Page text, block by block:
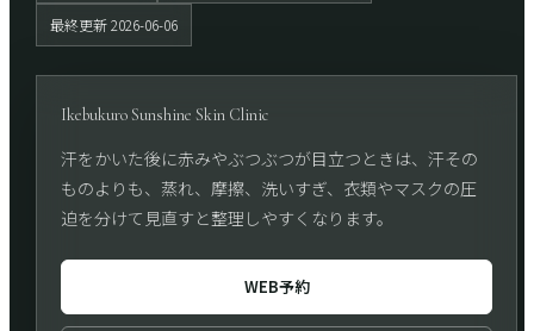
最終更新 2026-06-06
Ikebukuro Sunshine Skin Clinic
汗をかいた後に赤みやぶつぶつが目立つときは、汗その
ものよりも、蒸れ、摩擦、洗いすぎ、衣類やマスクの圧
迫を分けて見直すと整理しやすくなります。
WEB予約